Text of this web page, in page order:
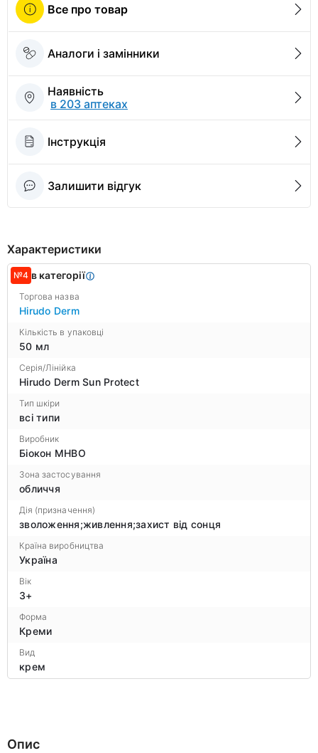
Все про товар
Аналоги і замінники
Наявність
в 203 аптеках
Інструкція
Залишити відгук
Характеристики
№4 в категорії
Торгова назва
Hirudo Derm
Кількість в упаковці
50 мл
Серія/Лінійка
Hirudo Derm Sun Protect
Тип шкіри
всі типи
Виробник
Біокон МНВО
Зона застосування
обличчя
Дія (призначення)
зволоження;живлення;захист від сонця
Країна виробництва
Україна
Вік
3+
Форма
Креми
Вид
крем
Опис